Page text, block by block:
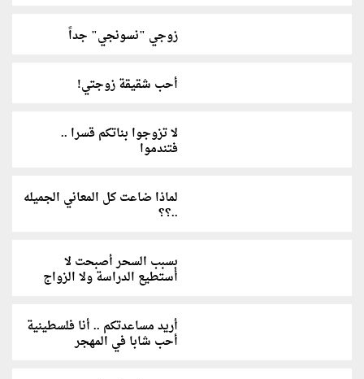
زوجي "نسونجي" جداً
أحب شقيقة زوجتي!
لا تزوجوا بناتكم قسرا ..
فتندموا
لماذا ضاعت كل المعاني الجميله
..؟؟
بسبب السحر أصبحت لا
أستطيع الدراسة ولا الزواج
أريد مساعدتكم .. أنا فلسطينية
أحب شابا في المهجر